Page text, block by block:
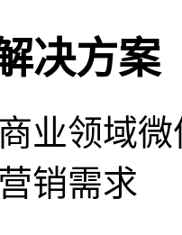
决方案
业领域微
销需求